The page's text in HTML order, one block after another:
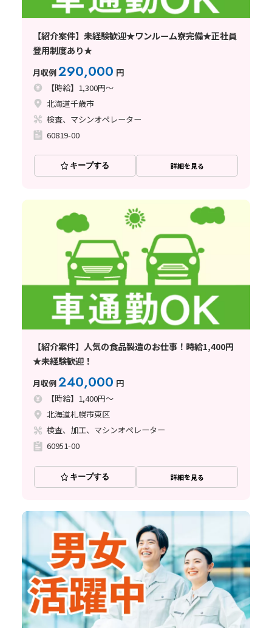
【紹介案件】未経験歓迎★ワンルーム寮完備★正社員
登用制度あり★
月収例290,000 円
【時給】1,300円～
北海道千歳市
検査、マシンオペレーター
60819-00
キープする 詳細を見る
【紹介案件】人気の食品製造のお仕事！時給1,400円
★未経験歓迎！
月収例240,000 円
【時給】1,400円～
北海道札幌市東区
検査、加工、マシンオペレーター
60951-00
キープする 詳細を見る